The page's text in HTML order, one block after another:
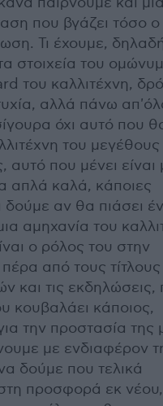
που βγάζει τόσο ο
Τι έχουμε,
στοιχεία του
του καλλιτέχνη,
αλλά πάνω
όχι αυτό που
του
που μένει είναι
απλά καλά, κάποιες
δούμε αν θα πιάσει
αμηχανία του
ο ρόλος του στην
πέρα από τους
και τις εκδηλώσεις,
κουβαλάει κάποιος,
την προστασία της
με ενδιαφέρον
δούμε που τελικά
προσφορά εκ νέου,